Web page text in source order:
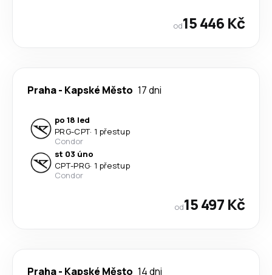
od15 446 Kč
Praha- Kapské Město 17 dni
po 18 led
PRG-CPT· 1 přestup
Condor
st 03 úno
CPT-PRG· 1 přestup
Condor
od15 497 Kč
Praha- Kapské Město 14 dni